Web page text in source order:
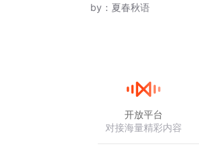
by： 夏春秋语
开放平台
对接海量精彩内容